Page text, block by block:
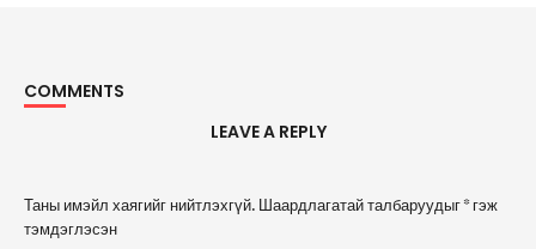
COMMENTS
LEAVE A REPLY
Таны имэйл хаягийг нийтлэхгүй. Шаардлагатай талбаруудыг*гэж
тэмдэглэсэн
A
l